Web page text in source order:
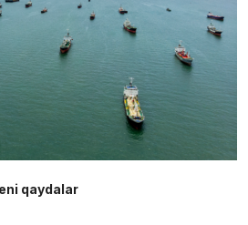
qaydalar